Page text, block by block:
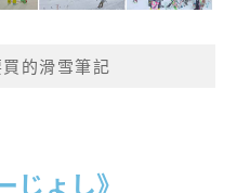
的滑雪筆記